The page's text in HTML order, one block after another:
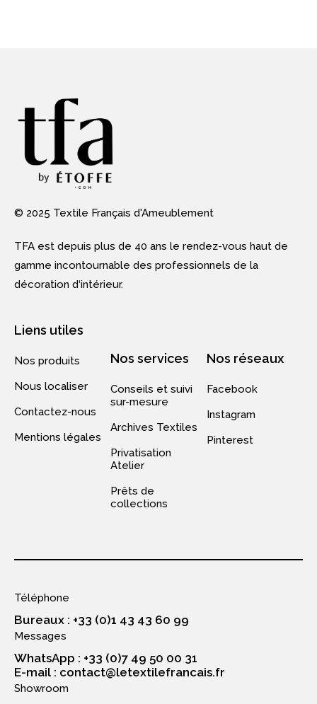
© 2025 Textile Français d'Ameublement
TFA est depuis plus de 40 ans le rendez-vous haut de
gamme incontournable des professionnels de la
décoration d‘intérieur.
Liens utiles
Nos produits
Nous localiser
Contactez-nous
Mentions légales
Nos services
Conseils et suivi
sur-mesure
Archives Textiles
Privatisation
Atelier
Prêts de
collections
Nos réseaux
Facebook
Instagram
Pinterest
Téléphone
Bureaux : +33 (0)1 43 43 60 99
Messages
WhatsApp : +33 (0)7 49 50 00 31
E-mail : contact@letextilefrancais.fr
Showroom